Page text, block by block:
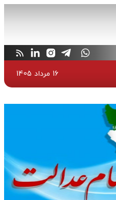
16 مرداد 1405